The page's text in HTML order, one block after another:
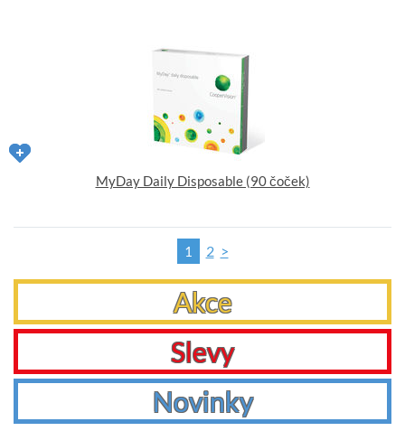
MyDay Daily Disposable (90 čoček)
1 2 >
Akce
Slevy
Novinky